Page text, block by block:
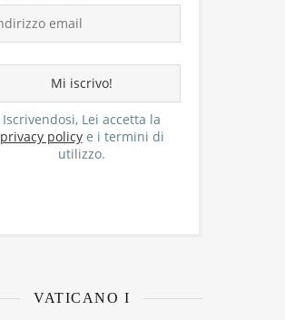
Iscrivendosi, Lei accetta la
privacy policye i termini di
utilizzo.
VATICANO I